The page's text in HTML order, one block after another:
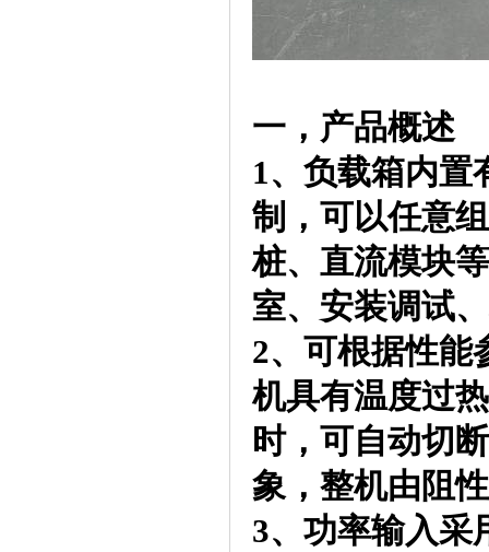
一，产品概述
1、负载箱内置
制，可以任意
桩、直流模块
室、安装调试
2、可根据性能
机具有温度过
时，可自动切
象，整机由阻
3、功率输入采